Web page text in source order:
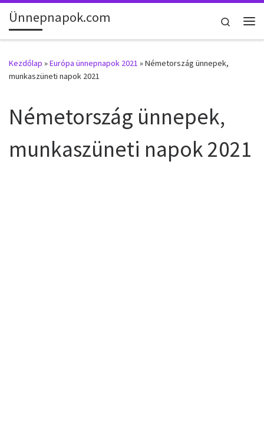
Skip to content
Ünnepnapok.com
Search
Kezdőlap »Európa ünnepnapok 2021 »Németország ünnepek,
munkaszüneti napok 2021
Németország ünnepek,
munkaszüneti napok 2021